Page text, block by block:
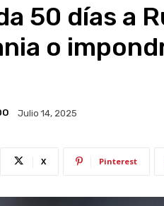
50 días a
o
Julio 14, 2025
X Pinterest